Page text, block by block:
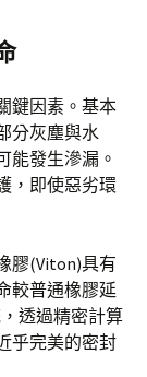
鍵因素。基本
分灰塵與水
能發生滲漏。
，即使惡劣環
膠(Viton)具有
較普通橡膠延
透過精密計算
乎完美的密封